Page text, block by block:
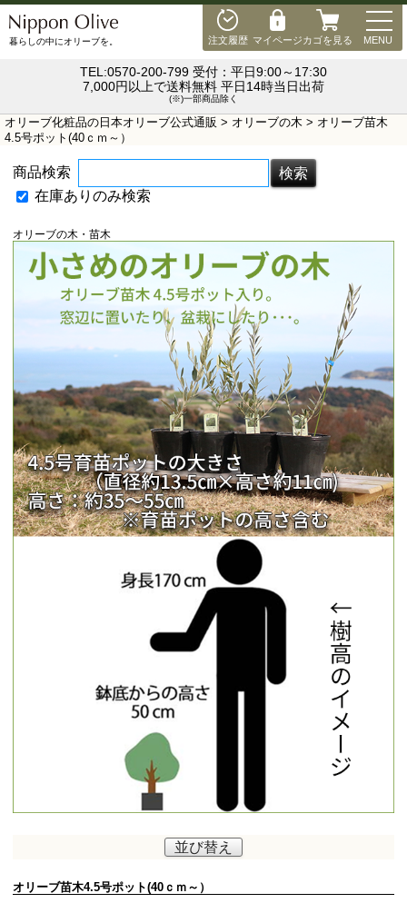
注文履歴 マイページカゴを見る MENU
暮らしの中にオリーブを。
TEL:0570-200-799 受付：平日9:00～17:30
7,000円以上で送料無料 平日14時当日出荷
(※)一部商品除く
オリーブ化粧品の日本オリーブ公式通販 > オリーブの木 > オリーブ苗木
4.5号ポット(40ｃｍ～）
商品検索
在庫ありのみ検索
オリーブの木・苗木
並び替え
オリーブ苗木4.5号ポット(40ｃｍ～）